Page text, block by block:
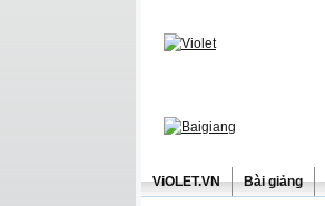
ViOLET.VN Bài giảng